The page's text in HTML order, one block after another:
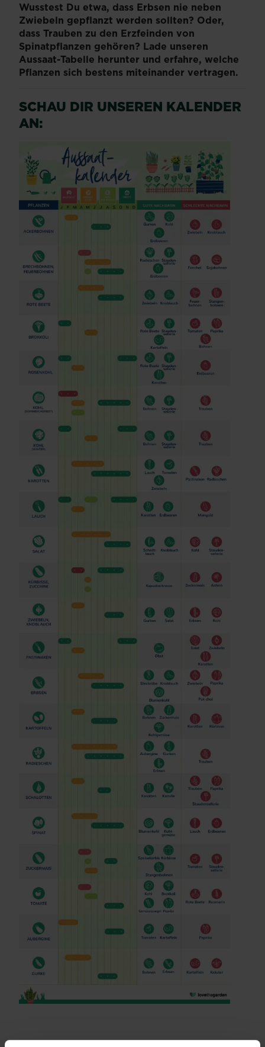
Wusstest Du etwa, dass Erbsen nie neben
Zwiebeln gepflanzt werden sollten? Oder,
dass Trauben zu den Erzfeinden von
Spinatpflanzen gehören? Lade unseren
Aussaat-Tabelle herunter und erfahre, welche
Pflanzen sich bestens miteinander vertragen.
SCHAU DIR UNSEREN KALENDER
AN: